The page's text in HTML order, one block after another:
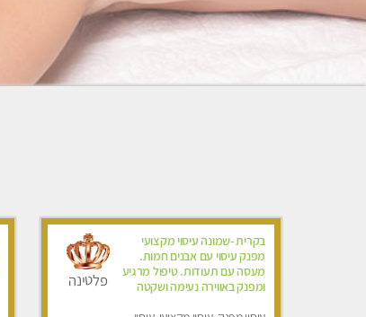
בקרית -שמונה עיסוי מקצועי
מפנק עיסוי עם אבנים חמות.
מעסה עם תעודות. טיפול מרגיע
ומפנק באווירה נעימה ושקטה
פלטינה